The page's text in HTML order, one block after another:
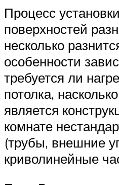
Процесс
поверхностей
несколько
особенности
требуется ли
потолка,
является
комнате
(трубы, внешние
криволинейные